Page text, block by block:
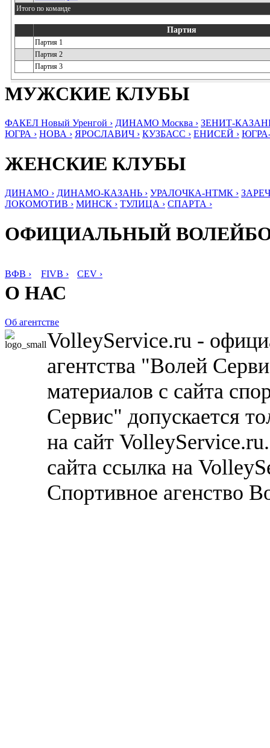
Итого по команде
Партия
Партия 1
Партия 2
Партия 3
МУЖСКИЕ КЛУБЫ
ФАКЕЛ Новый Уренгой › ДИНАМО Москва › ЗЕНИТ-
ЮГРА › НОВА › ЯРОСЛАВИЧ › КУЗБАСС › ЕНИСЕЙ ›
ЖЕНСКИЕ КЛУБЫ
ДИНАМО › ДИНАМО-КАЗАНЬ › УРАЛОЧКА-НТМК ›
ЛОКОМОТИВ › МИНСК › ТУЛИЦА › СПАРТА ›
ОФИЦИАЛЬНЫЙ
ВФВ › FIVB › CEV ›
О НАС
Об агентстве
VolleyService.ru -
агентства "Волей
материалов с сайта
Сервис" допускается
на сайт
сайта ссылка на
Спортивное агенство